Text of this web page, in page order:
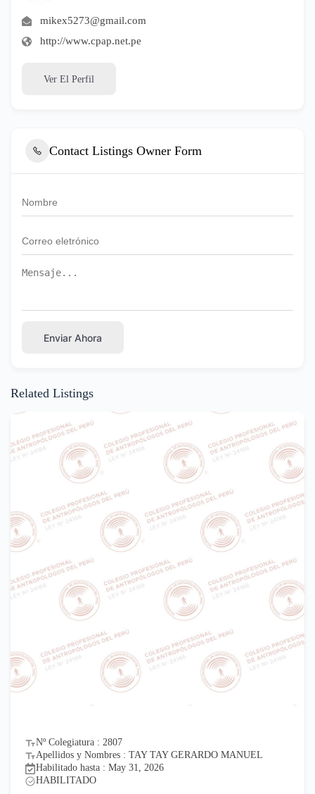
mikex5273@gmail.com
http://www.cpap.net.pe
Ver El Perfil
Contact Listings Owner Form
Enviar Ahora
Related Listings
Nº Colegiatura : 2807
Apellidos y Nombres : TAY TAY GERARDO MANUEL
Habilitado hasta : May 31, 2026
HABILITADO